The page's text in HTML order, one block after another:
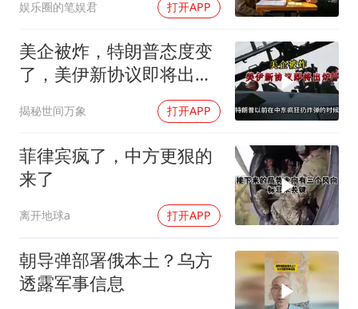
日本试射“战斧”导弹，国防部回应
胡彦斌韩磊 谁帮谁
夯实基础开新局
娱乐圈的笔娱君 打开APP
美企被炸，特朗普态度变
了，美伊新协议即将出
炉？又被中方说中了
揭秘世间万象 打开APP
菲律宾疯了，中方更狠的
来了
离开地球a 打开APP
朝导弹部署俄本土？乌方
透露军事信息